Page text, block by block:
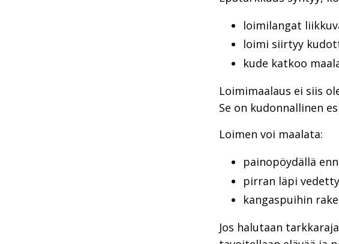
loimilangat
loimi siirtyy
kude katkoo
Loimimaalaus ei siis
Se on kudonnallinen
Loimen voi maalata:
painopöydällä
pirran läpi
kangaspuihin
Jos halutaan